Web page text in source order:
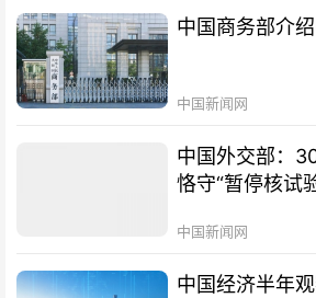
中国商务部介
中国新闻网
中国外交部：
恪守“暂停核试
中国新闻网
中国经济半年